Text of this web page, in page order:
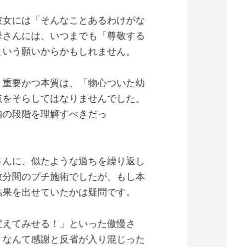
には「そんなことあるわけがな
んには、いつまでも「尊敬する
う願いからかもしれません。
要かつ本質は、「物心ついた幼
そらしてはなりませんでした。
段階を理解すべきだっ
に、似たような過ちを繰り返し
間のプチ施術でしたが、もし本
を出せていたかは疑問です。
てみせる！」といった傲慢さ
んて感謝と反省が入り混じった